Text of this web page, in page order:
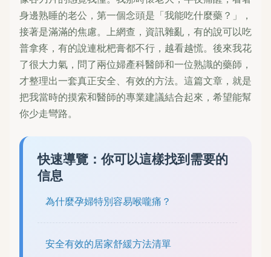
身邊熟睡的老公，第一個念頭是「我能吃什麼藥？」，
接著是滿滿的焦慮。上網查，資訊雜亂，有的說可以吃
普拿疼，有的說連枇杷膏都不行，越看越慌。後來我花
了很大力氣，問了兩位婦產科醫師和一位熟識的藥師，
才整理出一套真正安全、有效的方法。這篇文章，就是
把我當時的摸索和醫師的專業建議結合起來，希望能幫
你少走彎路。
快速導覽：你可以這樣找到需要的
信息
為什麼孕婦特別容易喉嚨痛？
安全有效的居家舒緩方法清單